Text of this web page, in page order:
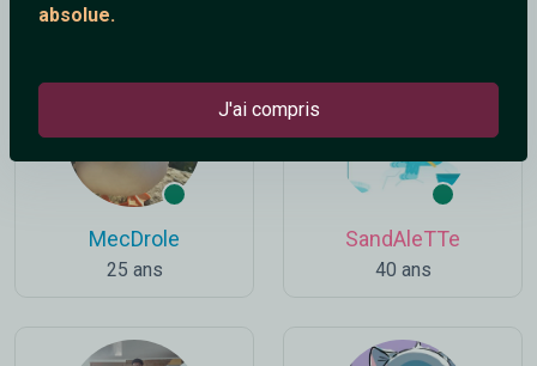
absolue.
J'ai compris
MecDrole
25 ans
SandAleTTe
40 ans